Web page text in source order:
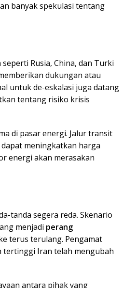
banyak spekulasi tentang
Rusia, China, dan Turki
dukungan atau
untuk de-eskalasi juga datang
tentang risiko krisis
di pasar energi. Jalur transit
meningkatkan harga
energi akan merasakan
tanda segera reda. Skenario
menjadi perang
terus terulang. Pengamat
tertinggi Iran telah mengubah
antara pihak yang